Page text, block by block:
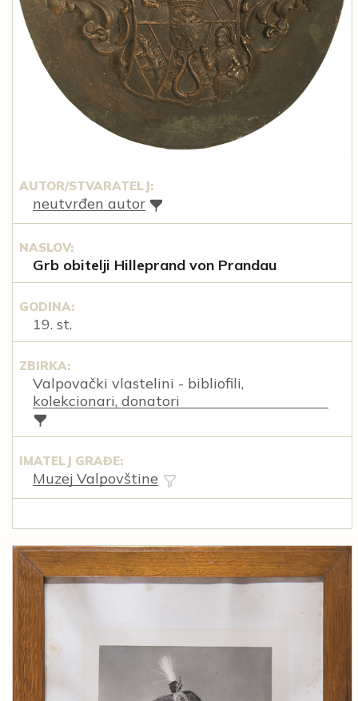
AUTOR/STVARATELJ:
neutvrđen autor
NASLOV:
Grb obitelji Hilleprand von Prandau
GODINA:
19. st.
ZBIRKA:
Valpovački vlastelini - bibliofili,
kolekcionari, donatori
IMATELJ GRAĐE:
Muzej Valpovštine